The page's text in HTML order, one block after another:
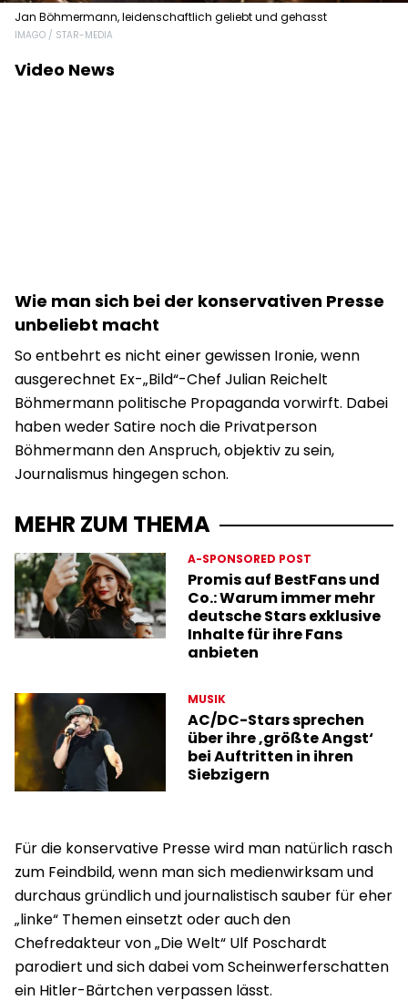
Jan Böhmermann, leidenschaftlich geliebt und gehasst
IMAGO / STAR-MEDIA
Video News
Wie man sich bei der konservativen Presse
unbeliebt macht
So entbehrt es nicht einer gewissen Ironie, wenn
ausgerechnet Ex-„Bild“-Chef Julian Reichelt
Böhmermann politische Propaganda vorwirft. Dabei
haben weder Satire noch die Privatperson
Böhmermann den Anspruch, objektiv zu sein,
Journalismus hingegen schon.
MEHR ZUM THEMA
A-SPONSORED POST
Promis auf BestFans und
Co.: Warum immer mehr
deutsche Stars exklusive
Inhalte für ihre Fans
anbieten
MUSIK
AC/DC-Stars sprechen
über ihre ‚größte Angst‘
bei Auftritten in ihren
Siebzigern
Für die konservative Presse wird man natürlich rasch
zum Feindbild, wenn man sich medienwirksam und
durchaus gründlich und journalistisch sauber für eher
„linke“ Themen einsetzt oder auch den
Chefredakteur von „Die Welt“ Ulf Poschardt
parodiert und sich dabei vom Scheinwerferschatten
ein Hitler-Bärtchen verpassen lässt.